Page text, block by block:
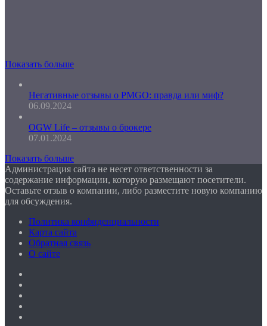
Показать больше
Негативные отзывы о PMGO: правда или миф?
06.09.2024
OGW Life – отзывы о брокере
07.01.2024
Показать больше
Администрация сайта не несет ответственности за
содержание информации, которую размещают посетители.
Оставьте отзыв о компании, либо разместите новую компанию
для обсуждения.
Политика конфиденциальности
Карта сайта
Обратная связь
О сайте